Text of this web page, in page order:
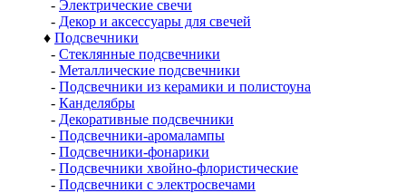
- Электрические свечи
- Декор и аксессуары для свечей
♦ Подсвечники
- Стеклянные подсвечники
- Металлические подсвечники
- Подсвечники из керамики и полистоуна
- Канделябры
- Декоративные подсвечники
- Подсвечники-аромалампы
- Подсвечники-фонарики
- Подсвечники хвойно-флористические
- Подсвечники с электросвечами